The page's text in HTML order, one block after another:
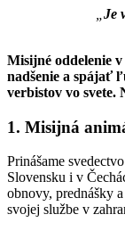
Je
Misijné oddelenie
nadšenie a spájať
verbistov vo svete.
1. Misijná
Prinášame
Slovensku i v
obnovy, prednášky
svojej službe v